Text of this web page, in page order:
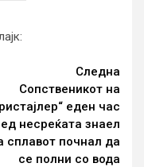
Следна
Сопственикот на
еден час
несреќата знаел
сплавот почнал да
се полни со вода